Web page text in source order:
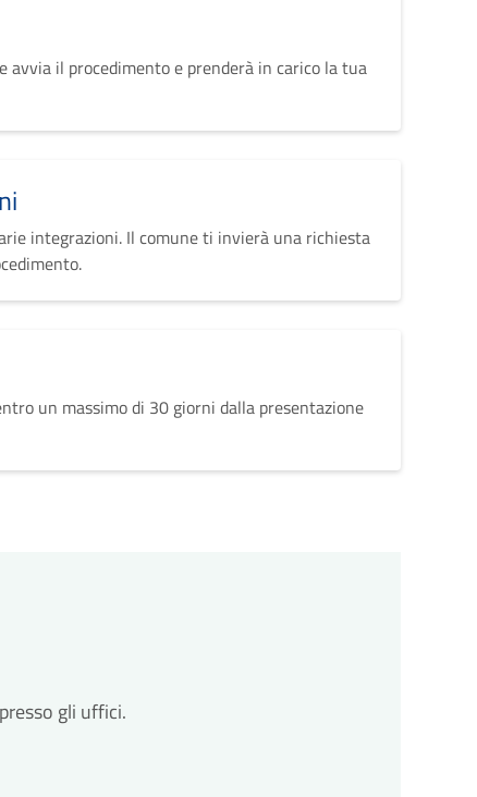
il procedimento e prenderà in carico la tua
integrazioni. Il comune ti invierà una richiesta
un massimo di 30 giorni dalla presentazione
gli uffici.